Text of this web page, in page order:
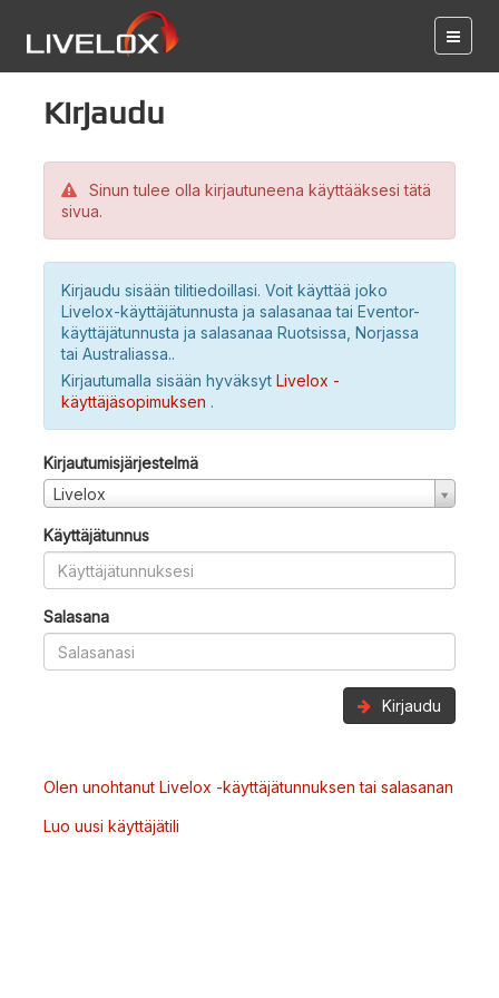
Kirjaudu
Sinun tulee olla kirjautuneena käyttääksesi tätä
sivua.
Kirjaudu sisään tilitiedoillasi. Voit käyttää joko
Livelox-käyttäjätunnusta ja salasanaa tai Eventor-
käyttäjätunnusta ja salasanaa Ruotsissa, Norjassa
tai Australiassa..
Kirjautumalla sisään hyväksyt Livelox -
käyttäjäsopimuksen .
Kirjautumisjärjestelmä
Livelox
Käyttäjätunnus
Salasana
Kirjaudu
Olen unohtanut Livelox -käyttäjätunnuksen tai salasanan
Luo uusi käyttäjätili